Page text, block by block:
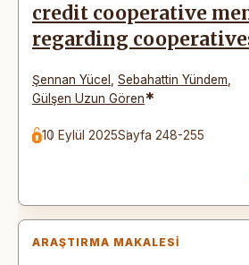
credit cooperative
regarding
Şennan Yücel Sebahattin Yündem
Gülşen Uzun Gören*
10 Eylül 2025Sayfa 248-255
ARAŞTIRMA MAKALESI